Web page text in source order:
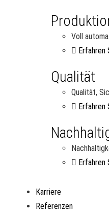
Voll
Erfahren
Qualität
Qualität,
Erfahren
Erfahren
Karriere
Referenzen